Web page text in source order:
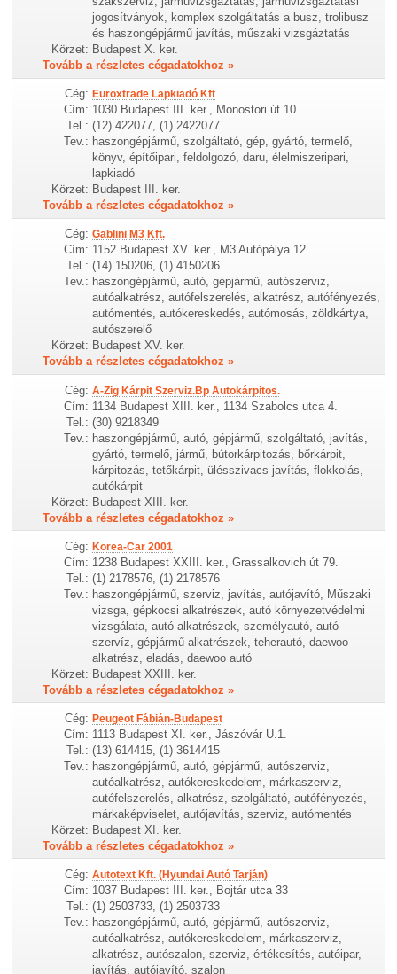
jogosítványok, komplex szolgáltatás a busz, trolibusz
és haszongépjármű javítás, műszaki vizsgáztatás
Körzet: Budapest X. ker.
Tovább a részletes cégadatokhoz »
Cég: Euroxtrade Lapkiadó Kft
Cím: 1030 Budapest III. ker., Monostori út 10.
Tel.: (12) 422077, (1) 2422077
Tev.: haszongépjármű, szolgáltató, gép, gyártó, termelő,
könyv, építőipari, feldolgozó, daru, élelmiszeripari,
lapkiadó
Körzet: Budapest III. ker.
Tovább a részletes cégadatokhoz »
Cég: Gablini M3 Kft.
Cím: 1152 Budapest XV. ker., M3 Autópálya 12.
Tel.: (14) 150206, (1) 4150206
Tev.: haszongépjármű, autó, gépjármű, autószerviz,
autóalkatrész, autófelszerelés, alkatrész, autófényezés,
autómentés, autókereskedés, autómosás, zöldkártya,
autószerelő
Körzet: Budapest XV. ker.
Tovább a részletes cégadatokhoz »
Cég: A-Zig Kárpit Szerviz.Bp Autokárpitos.
Cím: 1134 Budapest XIII. ker., 1134 Szabolcs utca 4.
Tel.: (30) 9218349
Tev.: haszongépjármű, autó, gépjármű, szolgáltató, javítás,
gyártó, termelő, jármű, bútorkárpitozás, bőrkárpit,
kárpitozás, tetőkárpit, ülésszivacs javítás, flokkolás,
autókárpit
Körzet: Budapest XIII. ker.
Tovább a részletes cégadatokhoz »
Cég: Korea-Car 2001
Cím: 1238 Budapest XXIII. ker., Grassalkovich út 79.
Tel.: (1) 2178576, (1) 2178576
Tev.: haszongépjármű, szerviz, javítás, autójavító, Műszaki
vizsga, gépkocsi alkatrészek, autó környezetvédelmi
vizsgálata, autó alkatrészek, személyautó, autó
szervíz, gépjármű alkatrészek, teherautó, daewoo
alkatrész, eladás, daewoo autó
Körzet: Budapest XXIII. ker.
Tovább a részletes cégadatokhoz »
Cég: Peugeot Fábián-Budapest
Cím: 1113 Budapest XI. ker., Jászóvár U.1.
Tel.: (13) 614415, (1) 3614415
Tev.: haszongépjármű, autó, gépjármű, autószerviz,
autóalkatrész, autókereskedelem, márkaszerviz,
autófelszerelés, alkatrész, szolgáltató, autófényezés,
márkaképviselet, autójavítás, szerviz, autómentés
Körzet: Budapest XI. ker.
Tovább a részletes cégadatokhoz »
Cég: Autotext Kft. (Hyundai Autó Tarján)
Cím: 1037 Budapest III. ker., Bojtár utca 33
Tel.: (1) 2503733, (1) 2503733
Tev.: haszongépjármű, autó, gépjármű, autószerviz,
autóalkatrész, autókereskedelem, márkaszerviz,
alkatrész, autószalon, szerviz, értékesítés, autóipar,
javítás, autójavító, szalon